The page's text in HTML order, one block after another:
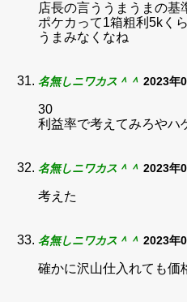
店長の言ううまうまの基
ポケカって1箱粗利5kく
うまみなくなね
名無しニワカス＾＾ 2023年
30
利益率で考えてみろやハ
名無しニワカス＾＾ 2023年
考えた
名無しニワカス＾＾ 2023年
確かに沢山仕入れても価